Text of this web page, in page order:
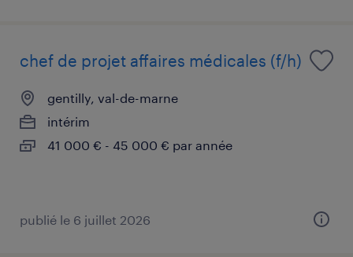
chef de projet affaires médicales (f/h)
gentilly, val-de-marne
intérim
41 000 € - 45 000 € par année
publié le 6 juillet 2026